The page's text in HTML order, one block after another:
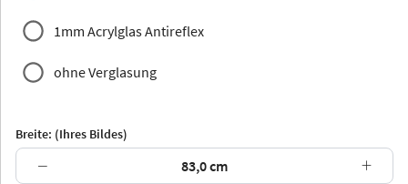
Jersey Dauphine
1mm Acrylglas Antireflex
ohne Verglasung
Breite: (Ihres Bildes)
− +